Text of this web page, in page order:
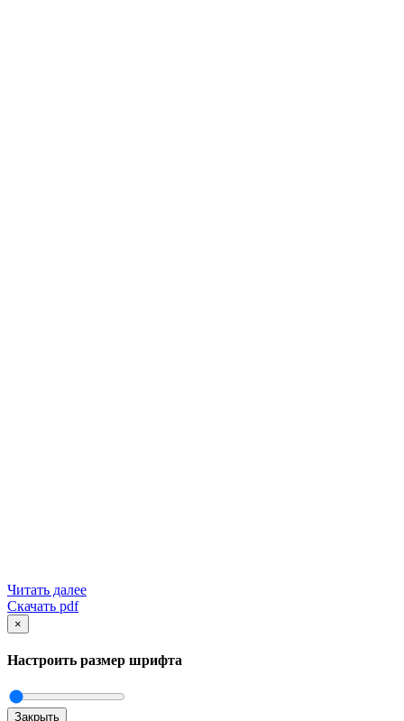
Читать далее
Скачать pdf
×
Настроить размер шрифта
Закрыть